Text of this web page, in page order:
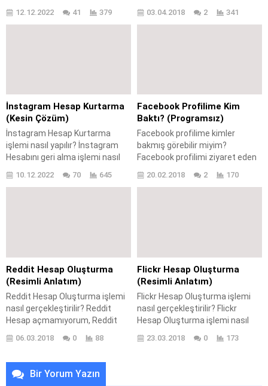
İnstagram çağrı merkezi var
Türkiye iletişim nasıl
sağlanır? İnstagram telefon
numarası var mı? İnstagram
çağrı merkezi telefon numarası
var mı? İnstagram...
12.12.2022 41 379
çözülür? Facebook kullandığın
gönderilmiyor çözümü nedir?
Facebook’da güncel olarak
yaşanan problemlerden biri ise
Geçersiz Bağlantı /...
03.04.2018 2 341
İnstagram Hesap Kurtarma
(Kesin Çözüm)
İnstagram Hesap Kurtarma
işlemi nasıl yapılır? İnstagram
Hesabını geri alma işlemi nasıl
kurtarma? İnstagram şifre
kurtarılır? İnstagram profil
hesabı nasıl kurtarılır? İnstagram
şifre sorunu nasıl...
10.12.2022 70 645
Facebook Profilime Kim
Baktı? (Programsız)
Facebook profilime kimler
bakmış görebilir miyim?
Facebook profilimi ziyaret eden
Facebook zaman tüneline giriş
tüneline veya profiline kimlerin
giriş yapıp yapmadığını
görmektir. Facebook tarafından
profilinizin görüntülenmesine...
20.02.2018 2 170
Reddit Hesap Oluşturma
(Resimli Anlatım)
Reddit Hesap Oluşturma işlemi
nasıl gerçekleştirilir? Reddit
Hesap açmamıyorum, Reddit
profil açma, Reddit hesabı
edilmelidir? Reddit üzerinden
kişisel profil nasıl
06.03.2018 0 88
Flickr Hesap Oluşturma
(Resimli Anlatım)
Flickr Hesap Oluşturma işlemi
nasıl gerçekleştirilir? Flickr
Hesap Oluşturma işlemi nasıl
hesap açamıyorum nasıl
23.03.2018 0 173
Bir Yorum Yazın